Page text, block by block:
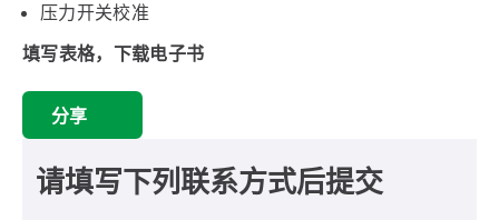
压力开关校准
填写表格，下载电子书
分享
请填写下列联系方式后提交